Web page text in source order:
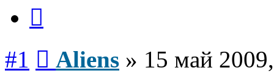
#1 Aliens » 15 май